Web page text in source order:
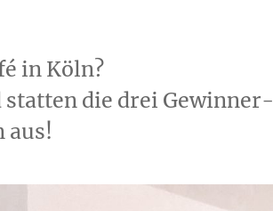
in Köln?
statten die drei Gewinner-
aus!